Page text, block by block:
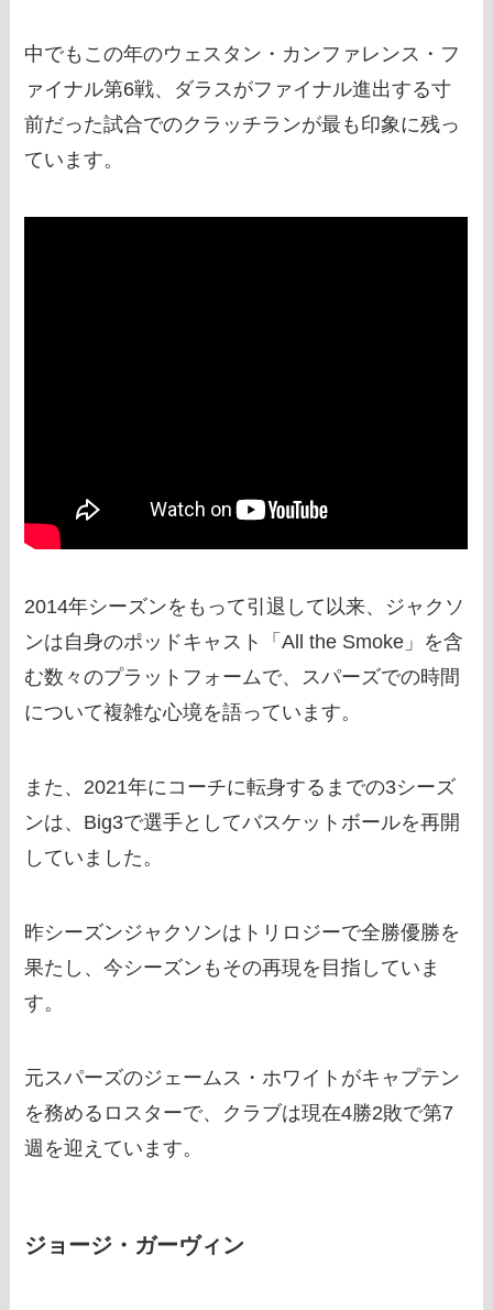
中でもこの年のウェスタン・カンファレンス・フ
ァイナル第6戦、ダラスがファイナル進出する寸
前だった試合でのクラッチランが最も印象に残っ
ています。
2014年シーズンをもって引退して以来、ジャクソ
ンは自身のポッドキャスト「All the Smoke」を含
む数々のプラットフォームで、スパーズでの時間
について複雑な心境を語っています。
また、2021年にコーチに転身するまでの3シーズ
ンは、Big3で選手としてバスケットボールを再開
していました。
昨シーズンジャクソンはトリロジーで全勝優勝を
果たし、今シーズンもその再現を目指していま
す。
元スパーズのジェームス・ホワイトがキャプテン
を務めるロスターで、クラブは現在4勝2敗で第7
週を迎えています。
ジョージ・ガーヴィン